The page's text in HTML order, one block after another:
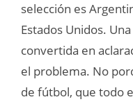
selección es
Estados Unidos.
convertida en
el problema. No
de fútbol, que todo